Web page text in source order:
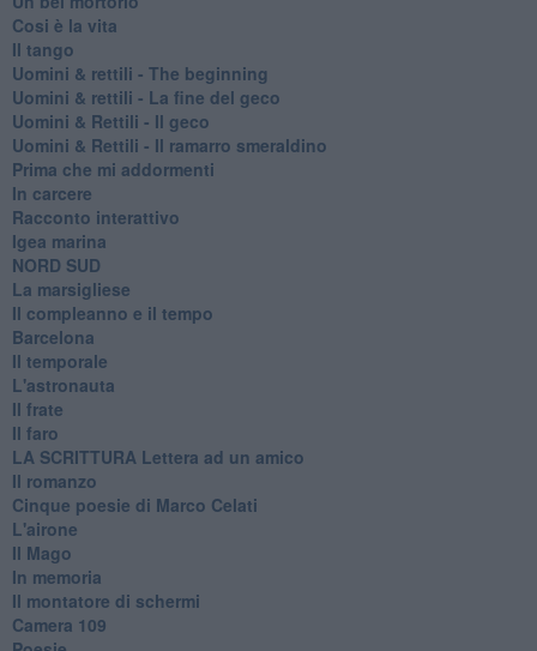
Cosi è la vita
Il tango
​Uomini & rettili - The beginning
​Uomini & rettili - La fine del geco
Uomini & Rettili - Il geco
Uomini & Rettili - Il ramarro smeraldino
Prima che mi addormenti
In carcere
Racconto interattivo
Igea marina
​NORD SUD
La marsigliese
Il compleanno e il tempo
Barcelona
Il temporale
L'astronauta
Il frate
Il faro
​LA SCRITTURA Lettera ad un amico
Il romanzo
Cinque poesie di Marco Celati
L'airone
Il Mago
In memoria
Il montatore di schermi
Camera 109